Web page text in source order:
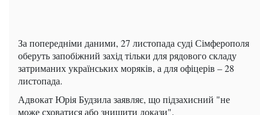
За попередніми даними, 27 листопада суді Сімферополя
оберуть запобіжний захід тільки для рядового складу
затриманих українських моряків, а для офіцерів – 28
листопада.
Адвокат Юрія Будзила заявляє, що підзахисний "не
може сховатися або знищити докази".